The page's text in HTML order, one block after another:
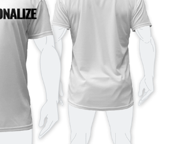
AÑADIR
AÑADIR